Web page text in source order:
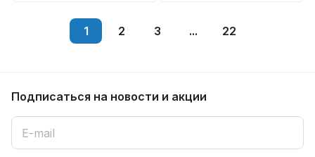
1 2 3 ... 22
Подписаться на новости и акции